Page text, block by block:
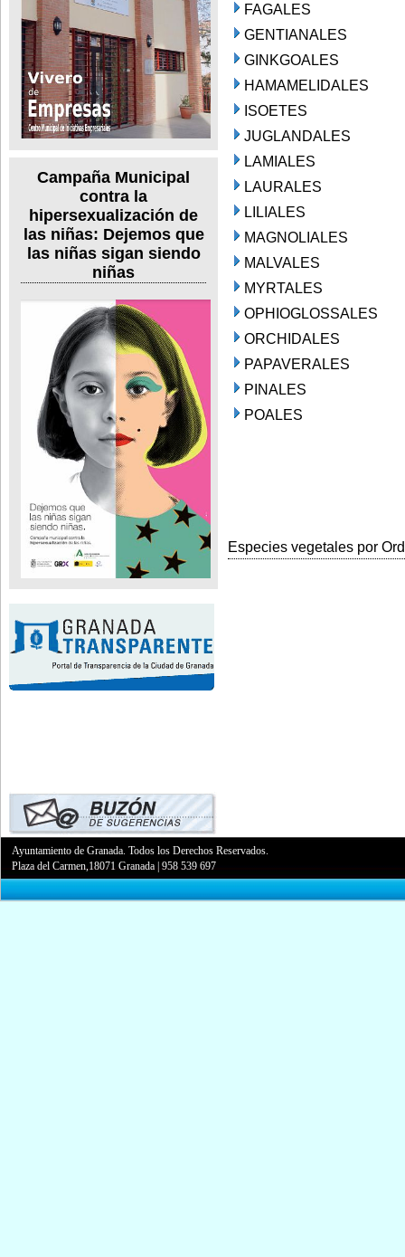
Campaña Municipal
contra la
hipersexualización de
las niñas: Dejemos que
las niñas sigan siendo
niñas
FAGALES
GENTIANALES
GINKGOALES
HAMAMELIDALES
ISOETES
JUGLANDALES
LAMIALES
LAURALES
LILIALES
MAGNOLIALES
MALVALES
MYRTALES
OPHIOGLOSSALES
ORCHIDALES
PAPAVERALES
PINALES
POALES
Especies vegetales por
Ayuntamiento de Granada. Todos los Derechos Reservados.
Plaza del Carmen,18071 Granada |958 539 697